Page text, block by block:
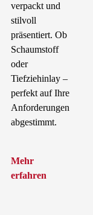
verpackt und
stilvoll
präsentiert. Ob
Schaumstoff
oder
Tiefziehinlay –
perfekt auf Ihre
Anforderungen
abgestimmt.
Mehr
erfahren